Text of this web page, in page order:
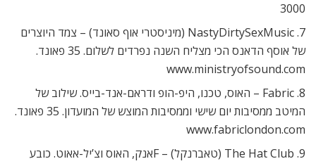
3000
7. NastyDirtySexMusic (מיניסטרי אוף סאונד) – צמד היוצרים
של אוסף הדאנס הכי מצליח השנה נפרדים לשלום. 35 פאונד.
www.ministryofsound.com
8. Fabric – האוס, טכנו, היפ-הופ ודראם-אנד-בייס. שילוב של
המיטב ממסיבות יום שישי וממסיבות המוצש של המועדון. 35 פאונד.
www.fabriclondon.com
9. The Hat Club (טאברנקל) – Fאנק, האוס וצ’יל-אאוט. כובע